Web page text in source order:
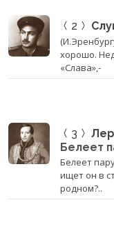
2
хорошо.
«Слава»,-
3
Белеет
Белеет
ищет он в
родном?..